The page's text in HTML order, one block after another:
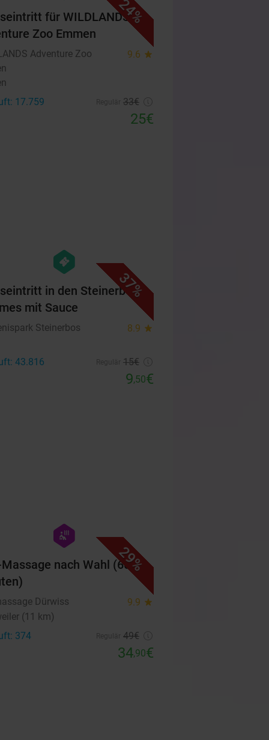
24%
für WILDLANDS
Zoo Emmen
Adventure Zoo
9.6 star
17.759
33€
25€
37%
hexagon
events
in den Steinerbos +
mit Sauce
Steinerbos 8.9 star
43.816
15€
9,50€
29%
hexagon
wellness
nach Wahl (60
Dürwiss 9.9 star
(11 km)
374
49€
34,90€